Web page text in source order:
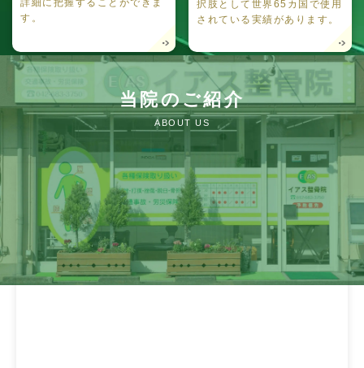
す。
択肢として世界65カ国で使用
されている実績があります。
当院のご紹介
ABOUT US